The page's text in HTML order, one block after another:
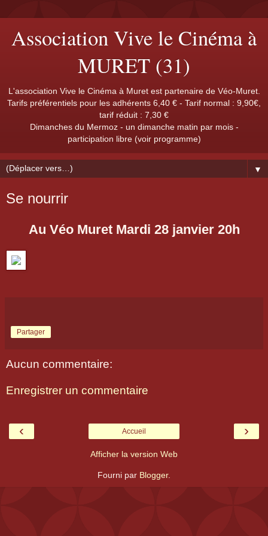
Association Vive le Cinéma à
MURET (31)
L'association Vive le Cinéma à Muret est partenaire de Véo-Muret.
Tarifs préférentiels pour les adhérents 6,40 € - Tarif normal : 9,90€,
tarif réduit : 7,30 €
Dimanches du Mermoz - un dimanche matin par mois -
participation libre (voir programme)
▼
Se nourrir
Au Véo Muret Mardi 28 janvier 20h
Partager
Aucun commentaire:
Enregistrer un commentaire
‹ ›
Accueil
Afficher la version Web
Fourni par Blogger.